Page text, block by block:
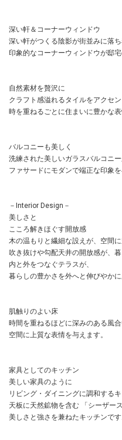
深い軒＆コーナーウィンドウ
深い軒がつくる陰影が街並みに落ち
印象的なコーナーウィンドウが邸宅
自然素材を贅沢に
クラフト感溢れるタイルをアクセ
時を重ねるごとに住まいに豊かな表
バルコニーも美しく
洗練された美しいガラスバルコニー
ファサードにモダンで端正な印象を
－Interior Design－
美しさと
こころ解きほぐす開放感
木の温もりと繊細な設えが、空間
吹き抜けや勾配天井の開放感が、
内と外をつなぐテラスが、
暮らしの豊かさを外へと伸びやかに
肌触りのよい床
時間を重ねるほどに深みのある風
空間に上質な表情を与えます。
家具としてのキッチン
美しい家具のように
リビング・ダイニングに調和するキ
天板に天然鉱物を含む 「シーザー
美しさと強さを兼ねたキッチンです